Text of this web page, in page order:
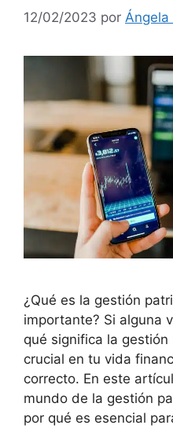
12/02/2023 por Ángela
¿Qué es la gestión
importante? Si alguna
qué significa la
crucial en tu vida
correcto. En este
mundo de la gestión
por qué es esencial